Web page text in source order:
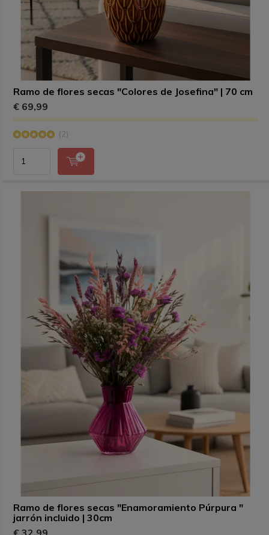
Ramo de flores secas "Colores de Josefina" | 70 cm
€ 69,99
(2)
Ramo de flores secas "Enamoramiento Púrpura "
jarrón incluido | 30cm